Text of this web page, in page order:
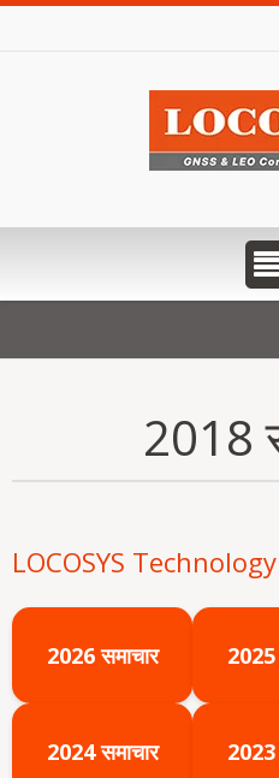
2018
LOCOSYS
2026 समाचार 2025
2024 समाचार 2023